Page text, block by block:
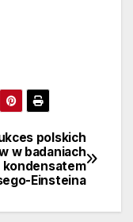
polskich
w badaniach
kondensatem
Einsteina